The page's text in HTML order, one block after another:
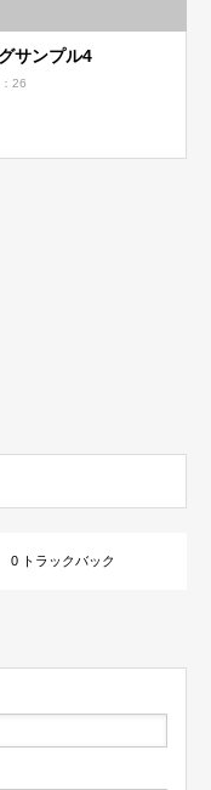
サンプル4
26
0 トラックバック